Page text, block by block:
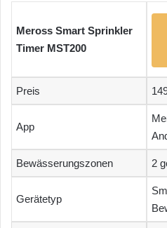
Meross Smart Sprinkler
Timer MST200
Preis
App
Bewässerungszonen 2
Gerätetyp